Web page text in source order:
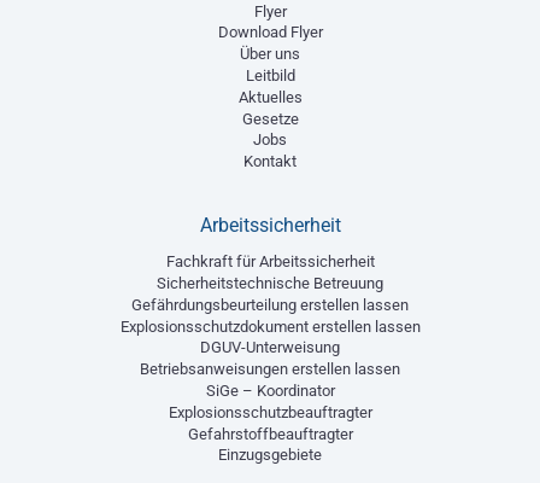
Flyer
Download Flyer
Über uns
Leitbild
Aktuelles
Gesetze
Jobs
Kontakt
Arbeitssicherheit
Fachkraft für Arbeitssicherheit
Sicherheitstechnische Betreuung
Gefährdungsbeurteilung erstellen lassen
Explosionsschutzdokument erstellen lassen
DGUV-Unterweisung
Betriebsanweisungen erstellen lassen
SiGe – Koordinator
Explosionsschutzbeauftragter
Gefahrstoffbeauftragter
Einzugsgebiete